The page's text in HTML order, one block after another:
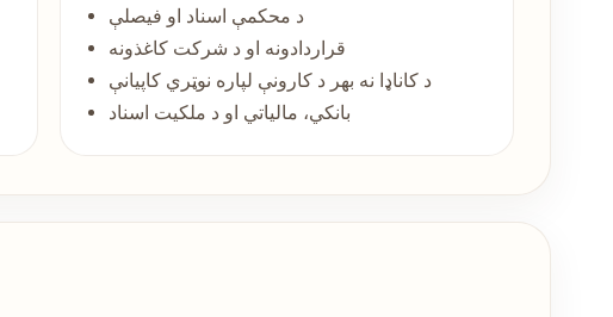
د محکمې اسناد او فیصلې
قراردادونه او د شرکت کاغذونه
د کاناډا نه بهر د کارونې لپاره نوټري کاپيانې
بانکي، مالیاتي او د ملکیت اسناد